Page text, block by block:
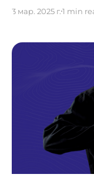
депутаты
таныстырылымы
бұл жасанды
және видео
жалған
«Көп жағдайда
өзіне емес,
3 мар. 2025 г.1 min